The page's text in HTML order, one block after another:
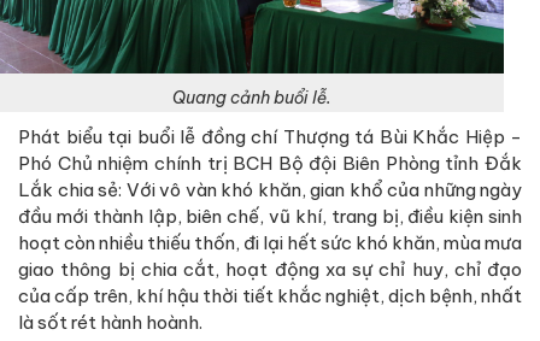
Quang cảnh buổi lễ.
Phát biểu tại buổi lễ đồng chí Thượng tá Bùi Khắc Hiệp -
Phó Chủ nhiệm chính trị BCH Bộ đội Biên Phòng tỉnh Đắk
Lắk chia sẻ: Với vô vàn khó khăn, gian khổ của những ngày
đầu mới thành lập, biên chế, vũ khí, trang bị, điều kiện sinh
hoạt còn nhiều thiếu thốn, đi lại hết sức khó khăn, mùa mưa
giao thông bị chia cắt, hoạt động xa sự chỉ huy, chỉ đạo
của cấp trên, khí hậu thời tiết khắc nghiệt, dịch bệnh, nhất
là sốt rét hành hoành.